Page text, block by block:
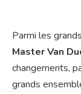
Parmi les
Master Van
changements,
grands